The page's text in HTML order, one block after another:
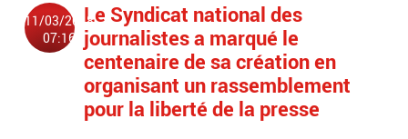
11/03/2018
07:16
Le Syndicat national des
journalistes a marqué le
centenaire de sa création en
organisant un rassemblement
pour la liberté de la presse